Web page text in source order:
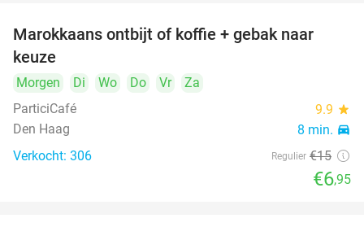
food
food
Marokkaans ontbijt of koffie + gebak naar
keuze
Morgen Di Wo Do Vr
Za
ParticiCafé
9.9 star
Den Haag 8 min. directions_car
Verkocht: 306 Regulier €15
€6,95